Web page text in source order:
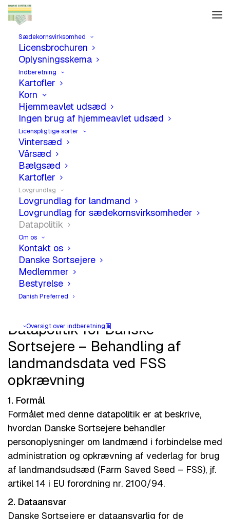
Sædekornsvirksomhed
Licensbrochuren
Oplysningsskema
Indberetning
Kartofler
Korn
Hjemmeavlet udsæd
Ingen brug af hjemmeavlet udsæd
Licenspligtige sorter
Vintersæd
Vårsæd
Bælgsæd
Kartofler
Lovgrundlag
Lovgrundlag for landmand
Lovgrundlag for sædekornsvirksomheder
Datapolitik
Om os
Kontakt os
Danske Sortsejere
Medlemmer
Bestyrelse
Danish Preferred
Oversigt over indberetning
Datapolitik
Lovgrundlag
Lovgrundlag for landmand
Lovgrundlag for sædekornsvirksomheder
Datapolitik
Datapolitik for Danske
Sortsejere – Behandling af
landmandsdata ved FSS
opkrævning
1. Formål
Formålet med denne datapolitik er at beskrive,
hvordan Danske Sortsejere behandler
personoplysninger om landmænd i forbindelse med
administration og opkrævning af vederlag for brug
af landmandsudsæd (Farm Saved Seed – FSS), jf.
artikel 14 i EU forordning nr. 2100/94.
2. Dataansvar
Danske Sortsejere er dataansvarlig for de